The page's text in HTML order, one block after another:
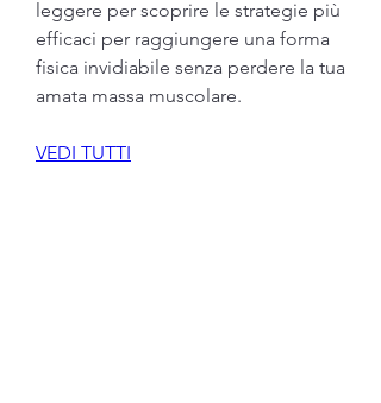
leggere per scoprire le strategie più
efficaci per raggiungere una forma
fisica invidiabile senza perdere la tua
amata massa muscolare.
VEDI TUTTI